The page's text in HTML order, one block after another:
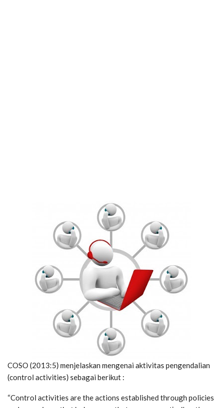
COSO (2013:5) menjelaskan mengenai aktivitas pengendalian
(control activities) sebagai berikut :
“Control activities are the actions established through policies